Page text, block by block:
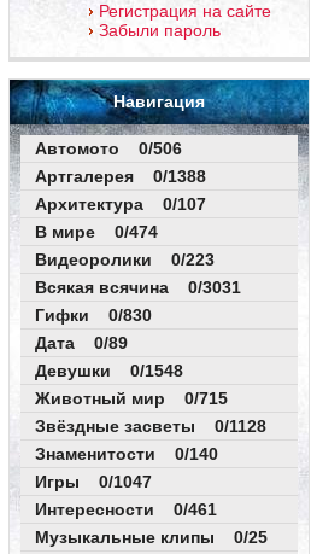
Регистрация на сайте
Забыли пароль
Навигация
Автомото 0/506
Артгалерея 0/1388
Архитектура 0/107
В мире 0/474
Видеоролики 0/223
Всякая всячина 0/3031
Гифки 0/830
Дата 0/89
Девушки 0/1548
Животный мир 0/715
Звёздные засветы 0/1128
Знаменитости 0/140
Игры 0/1047
Интересности 0/461
Музыкальные клипы 0/25